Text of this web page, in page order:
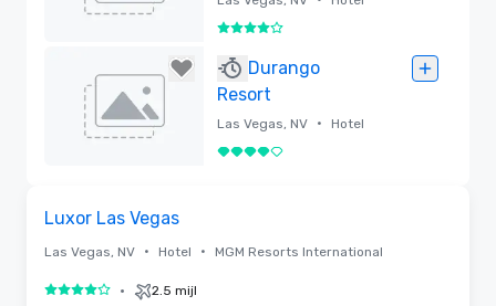
4 van 5
Durango
Resort
Las Vegas, NV • Hotel
4 van 5
Luxor Las Vegas
Las Vegas, NV • Hotel • MGM Resorts International
4 van 5 • 2.5 mijl